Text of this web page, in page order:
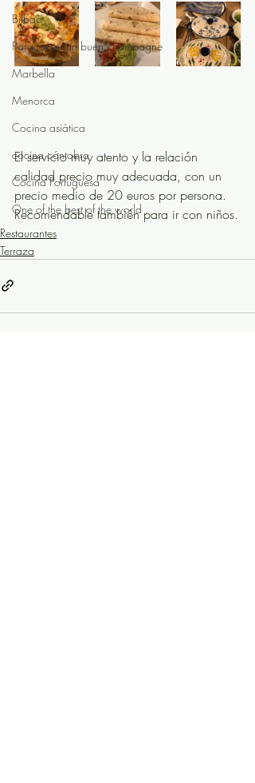
Bilbao
Para tomar un buen champagne
Marbella
Menorca
Cocina asiática
cocina cántabra
Cocina Portuguesa
One of the best of the world
El servicio muy atento y la relación
calidad precio muy adecuada, con un
precio medio de 20 euros por persona.
Recomendable también para ir con niños.
Restaurantes
Terraza